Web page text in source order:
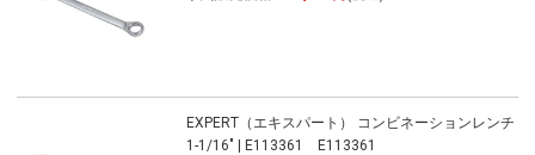
EXPERT（エキスパート） コンビネーションレンチ
1-1/16" | E113361 E113361